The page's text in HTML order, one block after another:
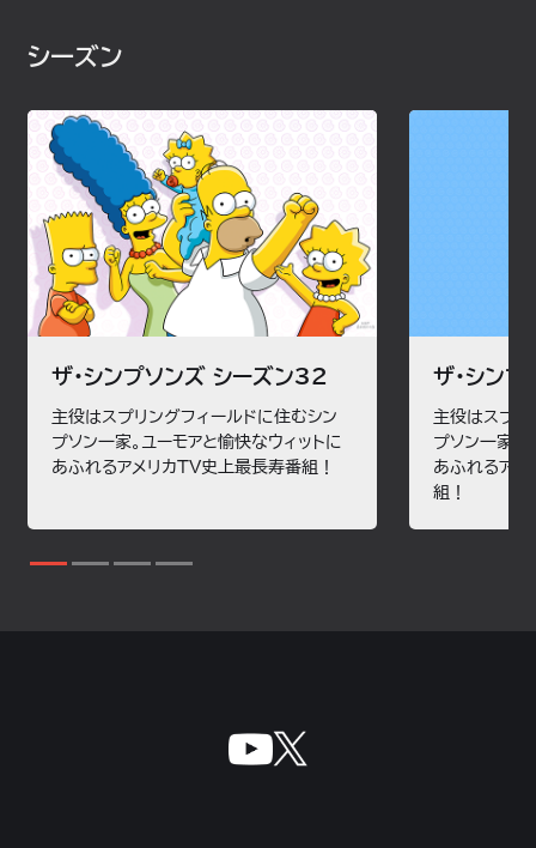
シーズン
ザ・シンプソンズ シーズン32
主役はスプリングフィールドに住むシン
プソン一家。ユーモアと愉快なウィットに
あふれるアメリカTV史上最長寿番組！
ザ・シン
主役はスプリ
プソン一家。
あふれるアメ
組！